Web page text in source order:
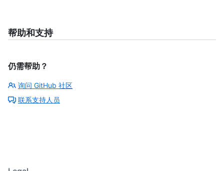
帮助和支持
仍需帮助？
询问 GitHub 社区
联系支持人员